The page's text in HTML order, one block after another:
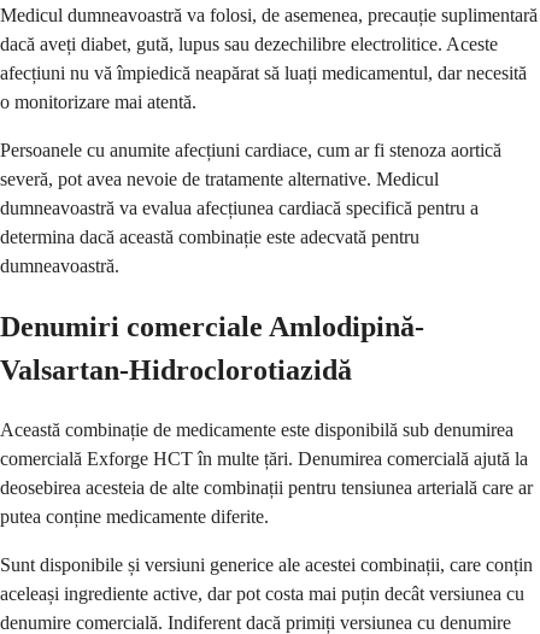
Medicul dumneavoastră va folosi, de asemenea, precauție suplimentară
dacă aveți diabet, gută, lupus sau dezechilibre electrolitice. Aceste
afecțiuni nu vă împiedică neapărat să luați medicamentul, dar necesită
o monitorizare mai atentă.
Persoanele cu anumite afecțiuni cardiace, cum ar fi stenoza aortică
severă, pot avea nevoie de tratamente alternative. Medicul
dumneavoastră va evalua afecțiunea cardiacă specifică pentru a
determina dacă această combinație este adecvată pentru
dumneavoastră.
Denumiri comerciale Amlodipină-
Valsartan-Hidroclorotiazidă
Această combinație de medicamente este disponibilă sub denumirea
comercială Exforge HCT în multe țări. Denumirea comercială ajută la
deosebirea acesteia de alte combinații pentru tensiunea arterială care ar
putea conține medicamente diferite.
Sunt disponibile și versiuni generice ale acestei combinații, care conțin
aceleași ingrediente active, dar pot costa mai puțin decât versiunea cu
denumire comercială. Indiferent dacă primiți versiunea cu denumire